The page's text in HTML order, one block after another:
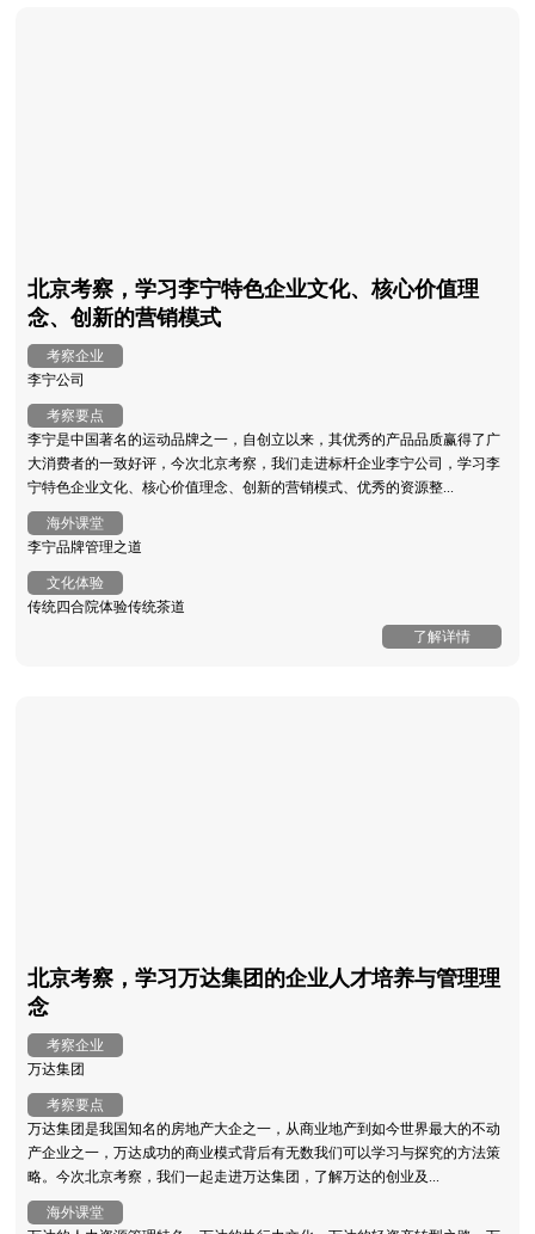
北京考察，学习李宁特色企业文化、核心价值理
念、创新的营销模式
考察企业
李宁公司
考察要点
李宁是中国著名的运动品牌之一，自创立以来，其优秀的产品品质赢得了广
大消费者的一致好评，今次北京考察，我们走进标杆企业李宁公司，学习李
宁特色企业文化、核心价值理念、创新的营销模式、优秀的资源整...
海外课堂
李宁品牌管理之道
文化体验
传统四合院体验传统茶道
了解详情
北京考察，学习万达集团的企业人才培养与管理理
念
考察企业
万达集团
考察要点
万达集团是我国知名的房地产大企之一，从商业地产到如今世界最大的不动
产企业之一，万达成功的商业模式背后有无数我们可以学习与探究的方法策
略。今次北京考察，我们一起走进万达集团，了解万达的创业及...
海外课堂